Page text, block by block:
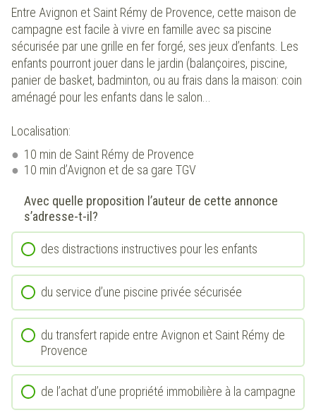
Entre Avignon et Saint Rémy de Provence, cette maison de
campagne est facile à vivre en famille avec sa piscine
sécurisée par une grille en fer forgé, ses jeux d’enfants. Les
enfants pourront jouer dans le jardin (balançoires, piscine,
panier de basket, badminton, ou au frais dans la maison: coin
aménagé pour les enfants dans le salon...
Localisation:
10 min de Saint Rémy de Provence
10 min d’Avignon et de sa gare TGV
Avec quelle proposition l’auteur de cette annonce
s’adresse-t-il?
des distractions instructives pour les enfants
du service d’une piscine privée sécurisée
du transfert rapide entre Avignon et Saint Rémy de
Provence
de l’achat d’une propriété immobilière à la campagne